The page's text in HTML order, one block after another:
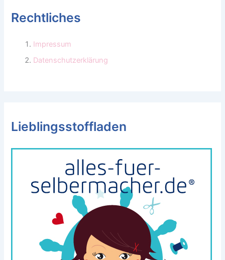
Rechtliches
Impressum
Datenschutzerklärung
Lieblingsstoffladen